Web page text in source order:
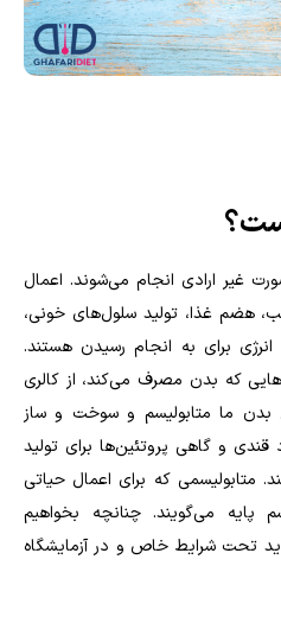
غیر ارادی انجام می‌شوند. اعمال
هضم غذا، تولید سلول‌های خونی،
برای به انجام رسیدن هستند.
که بدن مصرف می‌کند، از کالری
بدن ما متابولیسم و سوخت و ساز
و گاهی پروتئین‌ها برای تولید
متابولیسمی که برای اعمال حیاتی
پایه می‌گویند. چنانچه بخواهیم
باید تحت شرایط خاص و در آزمایشگاه